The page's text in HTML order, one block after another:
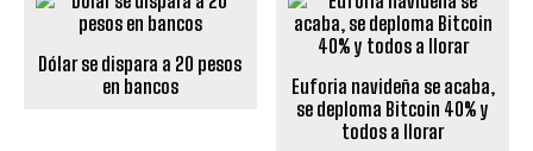
Dólar se dispara a 20 pesos
en bancos
Euforia navideña se acaba,
se deploma Bitcoin 40% y
todos a llorar